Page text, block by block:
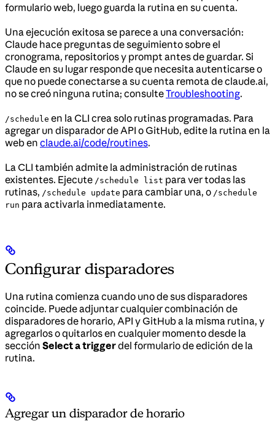
formulario web, luego guarda la rutina en su cuenta.
Una ejecución exitosa se parece a una conversación:
Claude hace preguntas de seguimiento sobre el
cronograma, repositorios y prompt antes de guardar. Si
Claude en su lugar responde que necesita autenticarse o
que no puede conectarse a su cuenta remota de claude.ai,
no se creó ninguna rutina; consulteTroubleshooting.
/schedule en la CLI crea solo rutinas programadas. Para
agregar un disparador de API o GitHub, edite la rutina en la
web en claude.ai/code/routines.
La CLI también admite la administración de rutinas
existentes. Ejecute /schedule list para ver todas las
rutinas, /schedule update para cambiar una, o /schedule
run para activarla inmediatamente.
Configurar disparadores
Una rutina comienza cuando uno de sus disparadores
coincide. Puede adjuntar cualquier combinación de
disparadores de horario, API y GitHub a la misma rutina, y
agregarlos o quitarlos en cualquier momento desde la
sección Select a triggerdel formulario de edición de la
rutina.
Agregar un disparador de horario